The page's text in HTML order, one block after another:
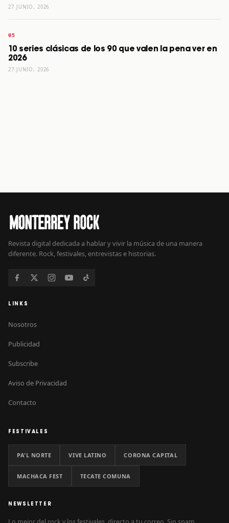
27 JUNIO, 2026
10 series clásicas de los 90 que valen la pena ver en
2026
27 JUNIO, 2026
Revista digital dedicada a hablar y vivir la música de una manera
diferente. Rock, festivales, entrevistas e historias.
LINKS
Nosotros
Publicidad
Subscribe
Aviso de Privacidad
Contacto
FESTIVALES
PA'L NORTE VIVE LATINO CORONA CAPITAL
MACHACA FEST TECATE COMUNA
NEWSLETTER